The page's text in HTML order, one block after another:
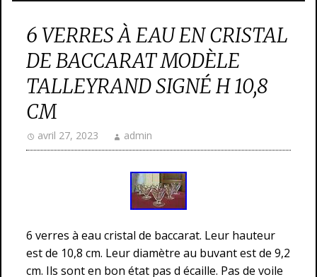
6 VERRES À EAU EN CRISTAL
DE BACCARAT MODÈLE
TALLEYRAND SIGNÉ H 10,8
CM
avril 27, 2023 admin
6 verres à eau cristal de baccarat. Leur hauteur
est de 10,8 cm. Leur diamètre au buvant est de 9,2
cm. Ils sont en bon état pas d écaille. Pas de voile